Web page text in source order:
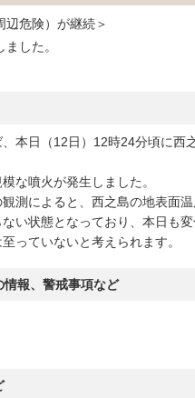
辺危険）が継続＞
した。
本日（12日）12時24分頃に西
な噴火が発生しました。
測によると、西之島の地表面
い状態となっており、本日も
っていないと考えられます。
情報、警戒事項など